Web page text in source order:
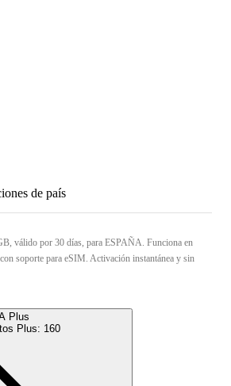
de país
válido por 30 días, para ESPAÑA. Funciona en
soporte para eSIM. Activación instantánea y sin
Plus
Plus: 160